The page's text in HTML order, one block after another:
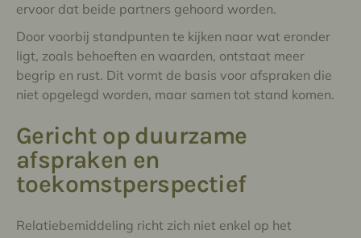
ervoor dat beide partners gehoord worden.
Door voorbij standpunten te kijken naar wat eronder
ligt, zoals behoeften en waarden, ontstaat meer
begrip en rust. Dit vormt de basis voor afspraken die
niet opgelegd worden, maar samen tot stand komen.
Gericht op duurzame
afspraken en
toekomstperspectief
Relatiebemiddeling richt zich niet enkel op het